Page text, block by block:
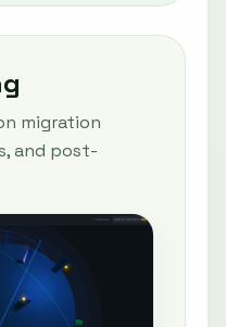
migration
and post-